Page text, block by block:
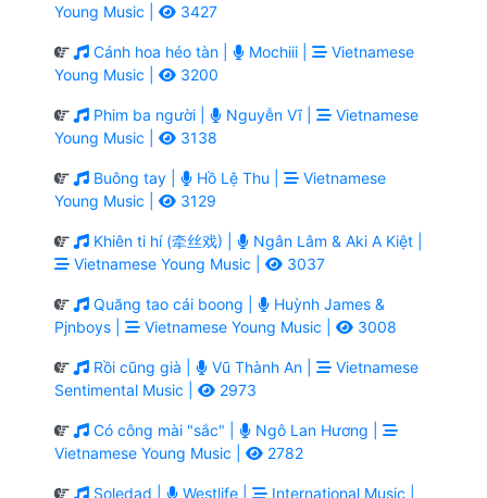
Young Music |
3427
Cánh hoa héo tàn | Mochiii |
Vietnamese
Young Music |
3200
Phim ba người | Nguyễn Vĩ |
Vietnamese
Young Music |
3138
Buông tay | Hồ Lệ Thu |
Vietnamese
Young Music |
3129
Khiên ti hí (牵丝戏) |
Ngân Lâm & Aki A Kiệt |
Vietnamese Young Music |
3037
Quăng tao cái boong |
Huỳnh James &
Pjnboys |
Vietnamese Young Music | 3008
Rồi cũng già | Vũ Thành An |
Vietnamese
Sentimental Music |
2973
Có công mài "sắc" |
Ngô Lan Hương |
Vietnamese Young Music |
2782
Soledad | Westlife |
International Music |